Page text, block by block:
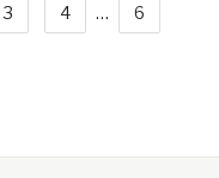
3 4 … 6